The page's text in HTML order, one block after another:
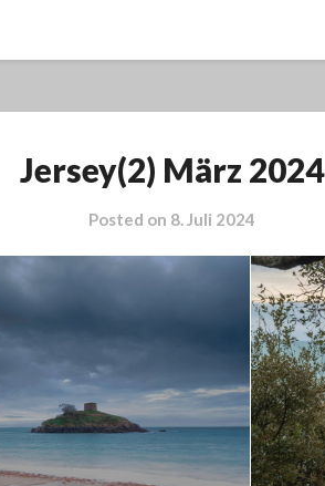
Jersey(2) März 2024
Posted on 8. Juli 2024